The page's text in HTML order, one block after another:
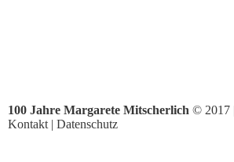
100 Jahre Margarete Mitscherlich © 2017 |
Kontakt | Datenschutz